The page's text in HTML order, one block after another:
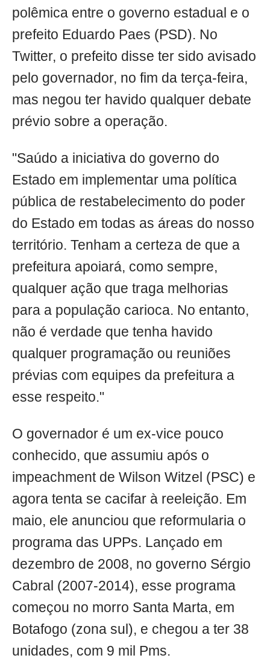
polêmica entre o governo estadual e o
prefeito Eduardo Paes (PSD). No
Twitter, o prefeito disse ter sido avisado
pelo governador, no fim da terça-feira,
mas negou ter havido qualquer debate
prévio sobre a operação.
"Saúdo a iniciativa do governo do
Estado em implementar uma política
pública de restabelecimento do poder
do Estado em todas as áreas do nosso
território. Tenham a certeza de que a
prefeitura apoiará, como sempre,
qualquer ação que traga melhorias
para a população carioca. No entanto,
não é verdade que tenha havido
qualquer programação ou reuniões
prévias com equipes da prefeitura a
esse respeito."
O governador é um ex-vice pouco
conhecido, que assumiu após o
impeachment de Wilson Witzel (PSC) e
agora tenta se cacifar à reeleição. Em
maio, ele anunciou que reformularia o
programa das UPPs. Lançado em
dezembro de 2008, no governo Sérgio
Cabral (2007-2014), esse programa
começou no morro Santa Marta, em
Botafogo (zona sul), e chegou a ter 38
unidades, com 9 mil Pms.